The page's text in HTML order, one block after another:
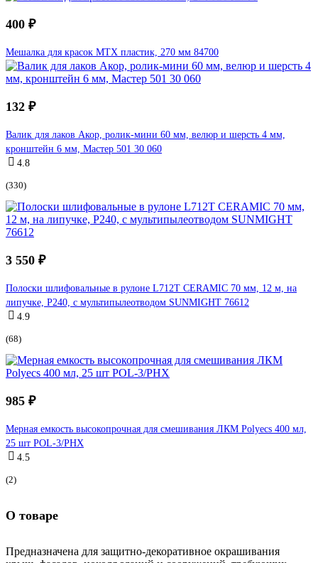
400 ₽
Мешалка для красок MTX пластик, 270 мм 84700
132 ₽
Валик для лаков Акор, ролик-мини 60 мм, велюр и шерсть 4 мм,
кронштейн 6 мм, Мастер 501 30 060
4.8
(330)
3 550 ₽
Полоски шлифовальные в рулоне L712T CERAMIC 70 мм, 12 м, на
липучке, P240, с мультипылеотводом SUNMIGHT 76612
4.9
(68)
985 ₽
Мерная емкость высокопрочная для смешивания ЛКМ Polyecs 400 мл,
25 шт POL-3/PHX
4.5
(2)
О товаре
Предназначена для защитно-декоративное окрашивания